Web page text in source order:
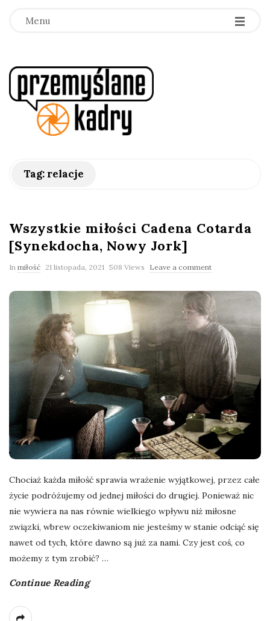
Menu
p
y
ś
l
a
n
e
k
a
d
r
y
Tag: relacje
Wszystkie miłości Cadena Cotarda
[Synekdocha, Nowy Jork]
In miłość 21 listopada, 2021 508 Views Leave a comment
Chociaż każda miłość sprawia wrażenie wyjątkowej, przez całe
życie podróżujemy od jednej miłości do drugiej. Ponieważ nic
nie wywiera na nas równie wielkiego wpływu niż miłosne
związki, wbrew oczekiwaniom nie jesteśmy w stanie odciąć się
nawet od tych, które dawno są już za nami. Czy jest coś, co
możemy z tym zrobić? …
Continue Reading